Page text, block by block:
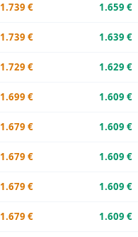
1.739 € 1.659 €
1.739 € 1.639 €
1.729 € 1.629 €
1.699 € 1.609 €
1.679 € 1.609 €
1.679 € 1.609 €
1.679 € 1.609 €
1.679 € 1.609 €